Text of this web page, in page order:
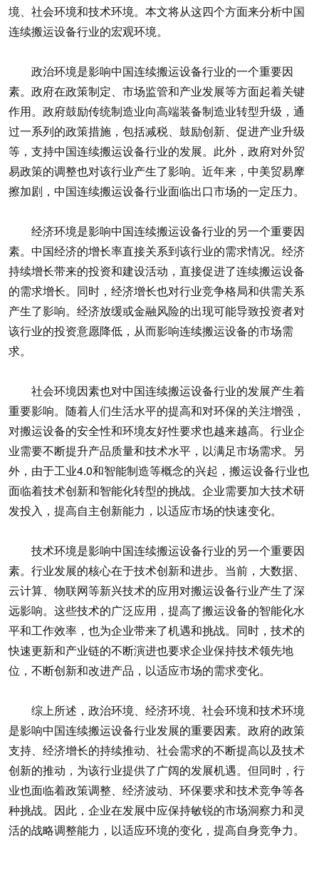
境、社会环境和技术环境。本文将从这四个方面来分析中国
连续搬运设备行业的宏观环境。
政治环境是影响中国连续搬运设备行业的一个重要因
素。政府在政策制定、市场监管和产业发展等方面起着关键
作用。政府鼓励传统制造业向高端装备制造业转型升级，通
过一系列的政策措施，包括减税、鼓励创新、促进产业升级
等，支持中国连续搬运设备行业的发展。此外，政府对外贸
易政策的调整也对该行业产生了影响。近年来，中美贸易摩
擦加剧，中国连续搬运设备行业面临出口市场的一定压力。
经济环境是影响中国连续搬运设备行业的另一个重要因
素。中国经济的增长率直接关系到该行业的需求情况。经济
持续增长带来的投资和建设活动，直接促进了连续搬运设备
的需求增长。同时，经济增长也对行业竞争格局和供需关系
产生了影响。经济放缓或金融风险的出现可能导致投资者对
该行业的投资意愿降低，从而影响连续搬运设备的市场需
求。
社会环境因素也对中国连续搬运设备行业的发展产生着
重要影响。随着人们生活水平的提高和对环保的关注增强，
对搬运设备的安全性和环境友好性要求也越来越高。行业企
业需要不断提升产品质量和技术水平，以满足市场需求。另
外，由于工业4.0和智能制造等概念的兴起，搬运设备行业也
面临着技术创新和智能化转型的挑战。企业需要加大技术研
发投入，提高自主创新能力，以适应市场的快速变化。
技术环境是影响中国连续搬运设备行业的另一个重要因
素。行业发展的核心在于技术创新和进步。当前，大数据、
云计算、物联网等新兴技术的应用对搬运设备行业产生了深
远影响。这些技术的广泛应用，提高了搬运设备的智能化水
平和工作效率，也为企业带来了机遇和挑战。同时，技术的
快速更新和产业链的不断演进也要求企业保持技术领先地
位，不断创新和改进产品，以适应市场的需求变化。
综上所述，政治环境、经济环境、社会环境和技术环境
是影响中国连续搬运设备行业发展的重要因素。政府的政策
支持、经济增长的持续推动、社会需求的不断提高以及技术
创新的推动，为该行业提供了广阔的发展机遇。但同时，行
业也面临着政策调整、经济波动、环保要求和技术竞争等各
种挑战。因此，企业在发展中应保持敏锐的市场洞察力和灵
活的战略调整能力，以适应环境的变化，提高自身竞争力。